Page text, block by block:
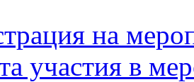
на
участия в